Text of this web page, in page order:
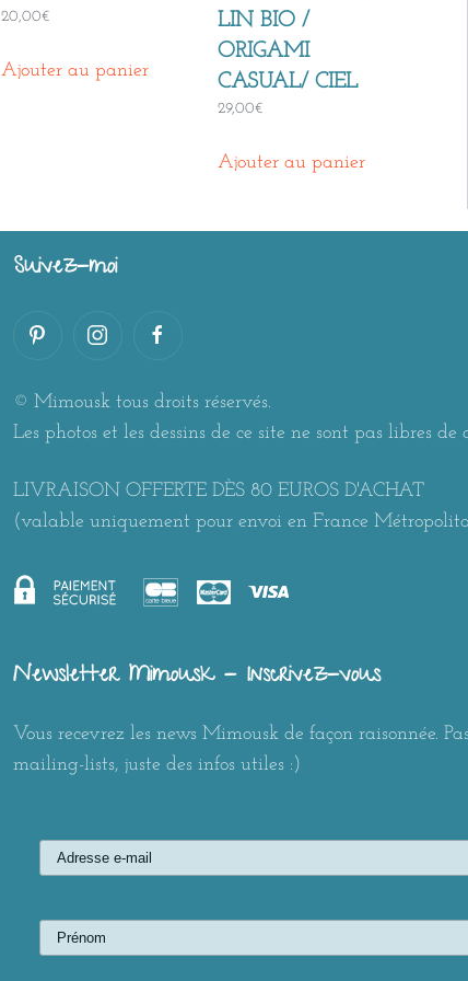
20,00€
Ajouter au panier
LIN BIO /
ORIGAMI
CASUAL/ CIEL
29,00€
Ajouter au panier
Suivez-moi
© Mimousk tous droits réservés.
Les photos et les dessins de ce site ne sont pas libres de
LIVRAISON OFFERTE DÈS 80 EUROS D'ACHAT
(valable uniquement pour envoi en France
Newsletter Mimousk - Inscrivez-vous
Vous recevrez les news Mimousk de façon raisonnée.
mailing-lists, juste des infos utiles :)